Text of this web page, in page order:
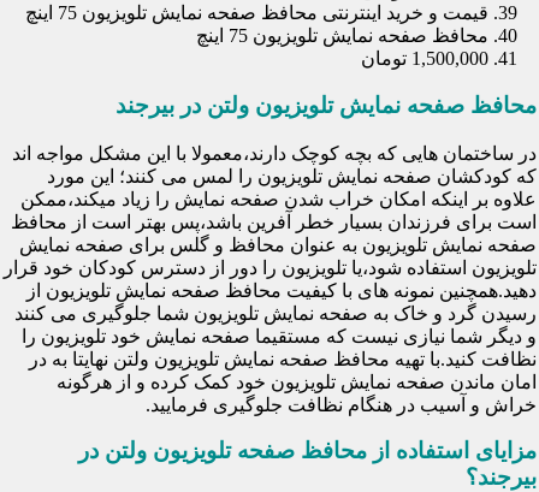
قیمت و خرید اینترنتی محافظ صفحه نمایش تلویزیون 75 اینچ
محافظ صفحه نمایش تلویزیون 75 اینچ
1,500,000 تومان
محافظ صفحه نمایش تلویزیون ولتن در بیرجند
در ساختمان هایی که بچه کوچک دارند،معمولا با این مشکل مواجه اند
که کودکشان صفحه نمایش تلویزیون را لمس می کنند؛ این مورد
علاوه بر اینکه امکان خراب شدن صفحه نمایش را زیاد میکند،ممکن
است برای فرزندان بسیار خطر آفرین باشد،پس بهتر است از محافظ
صفحه نمایش تلویزیون به عنوان محافظ و گلس برای صفحه نمایش
تلویزیون استفاده شود،یا تلویزیون را دور از دسترس کودکان خود قرار
دهید.همچنین نمونه های با کیفیت محافظ صفحه نمایش تلویزیون از
رسیدن گرد و خاک به صفحه نمایش تلویزیون شما جلوگیری می کنند
و دیگر شما نیازی نیست که مستقیما صفحه نمایش خود تلویزیون را
نظافت کنید.با تهیه محافظ صفحه نمایش تلویزیون ولتن نهایتا به در
امان ماندن صفحه نمایش تلویزیون خود کمک کرده و از هرگونه
خراش و آسیب در هنگام نظافت جلوگیری فرمایید.
مزایای استفاده از محافظ صفحه تلویزیون ولتن در
بیرجند؟